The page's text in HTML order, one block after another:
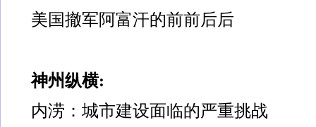
美国撤军阿富汗的前前后后
神州纵横:
内涝：城市建设面临的严重挑战